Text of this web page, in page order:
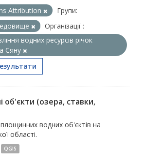
Attribution
Групи:
Організації :
водних ресурсів річок
Сяну
об'єкти (озера, ставки,
водних об'єктів на
області.
QGIS